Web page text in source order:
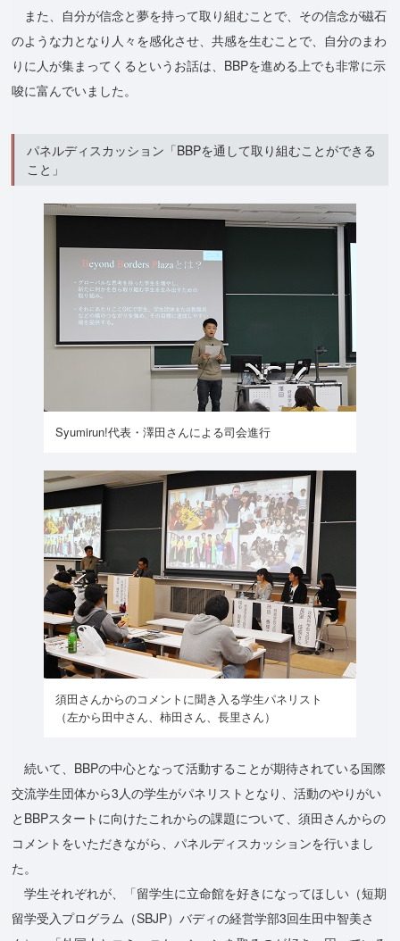
また、自分が信念と夢を持って取り組むことで、その信念が磁石
のような力となり人々を感化させ、共感を生むことで、自分のまわ
りに人が集まってくるというお話は、BBPを進める上でも非常に示
唆に富んでいました。
パネルディスカッション「BBPを通して取り組むことができる
こと」
Syumirun!代表・澤田さんによる司会進行
須田さんからのコメントに聞き入る学生パネリスト
（左から田中さん、柿田さん、長里さん）
続いて、BBPの中心となって活動することが期待されている国際
交流学生団体から3人の学生がパネリストとなり、活動のやりがい
とBBPスタートに向けたこれからの課題について、須田さんからの
コメントをいただきながら、パネルディスカッションを行いまし
た。
学生それぞれが、「留学生に立命館を好きになってほしい（短期
留学受入プログラム（SBJP）バディの経営学部3回生田中智美さ